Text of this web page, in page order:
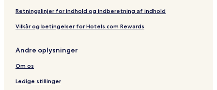
Retningslinjer for indhold og indberetning af indhold
Vilkår og betingelser for Hotels.com Rewards
Andre oplysninger
Om os
Ledige stillinger